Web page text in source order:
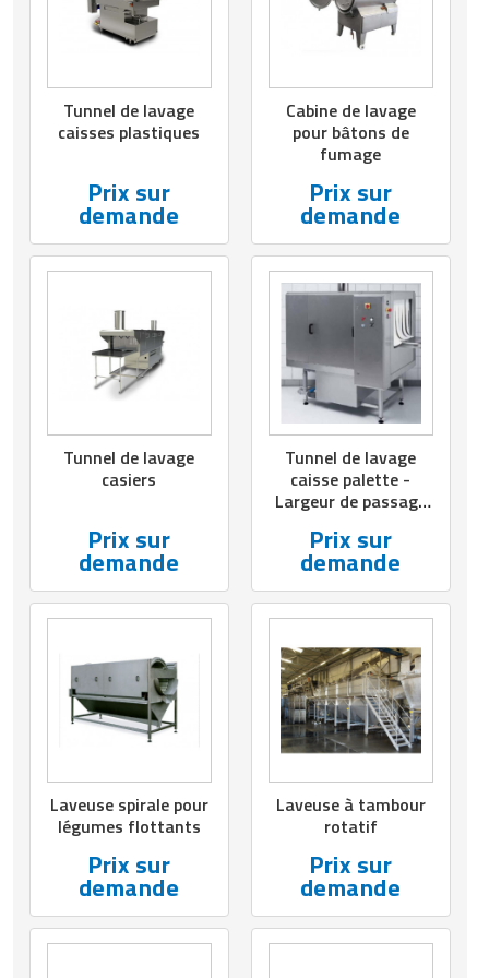
Matériel de musculation
Rôtisserie professionnelle
Sautause professionnelle
Table de cuisson professionnelle
Tables de préparation réfrigérées
Ustensile de cuisine
Vitrines réfrigérées
Tunnel de lavage
caisses plastiques
Prix sur
demande
Cabine de lavage
pour bâtons de
fumage
Prix sur
demande
Tunnel de lavage
casiers
Prix sur
demande
Tunnel de lavage
caisse palette -
Largeur de passage
Rendement 200 à
600 cagettes/h
Prix sur
demande
Laveuse spirale pour
légumes flottants
Prix sur
demande
Laveuse à tambour
rotatif
Prix sur
demande